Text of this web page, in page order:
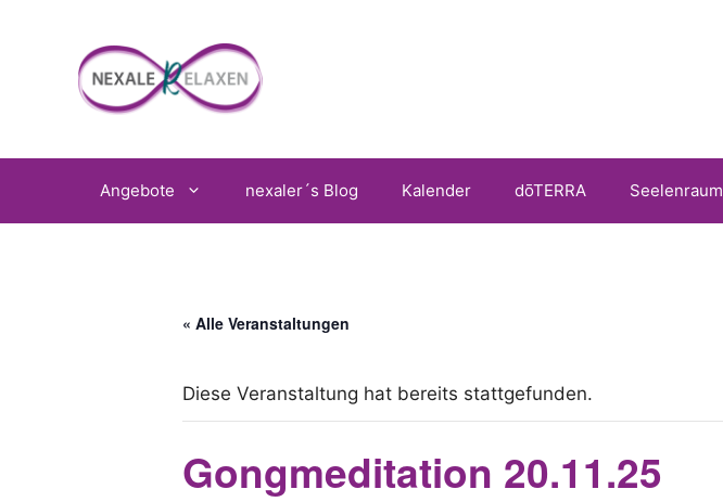
Angebote nexaler´s Blog Kalender dōTERRA Seelenraum
« Alle Veranstaltungen
Diese Veranstaltung hat bereits stattgefunden.
Gongmeditation 20.11.25